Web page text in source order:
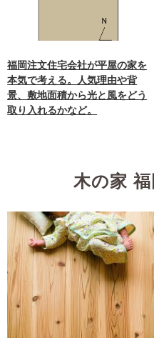
福岡注文住宅会社が平屋の家を
本気で考える。人気理由や背
景、敷地面積から光と風をどう
取り入れるかなど。
木の家